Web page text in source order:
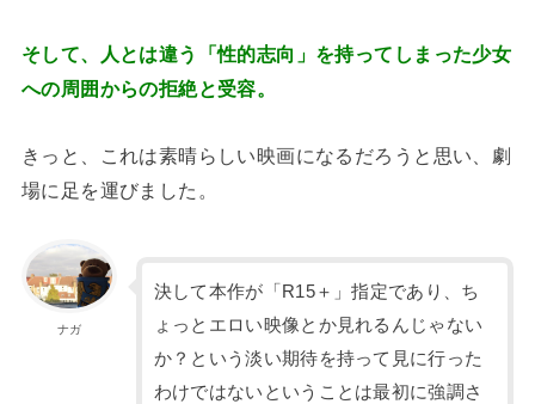
そして、人とは違う「性的志向」を持ってしまった少女
への周囲からの拒絶と受容。
きっと、これは素晴らしい映画になるだろうと思い、劇
場に足を運びました。
ナガ
決して本作が「R15＋」指定であり、ち
ょっとエロい映像とか見れるんじゃない
か？という淡い期待を持って見に行った
わけではないということは最初に強調さ